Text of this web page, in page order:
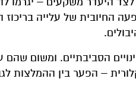
החיובית של עלייה בריכוז
הסביבתיים. ומשום שהם
– הפער בין ההמלצות